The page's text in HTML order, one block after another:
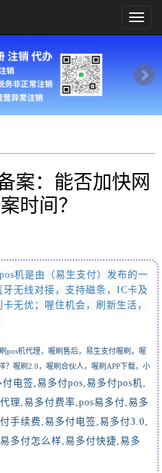
导
航
案：能否加快网
时间？
机是由 （易生支付） 发布的一
无线对接，支持磁条，IC卡及
无优；喔住机会，刷新生活，
pos机代理， 喔刷售后，易生支付喔刷，喔
喔刷2.0，喔刷合伙人，喔刷APP下载， 小
电签,易多付pos,易多付pos机,
理,易多付费率,pos易多付,易多
手续费 ,易多付电签,易多付3.0,
易多付怎么样,易多付快捷,易多